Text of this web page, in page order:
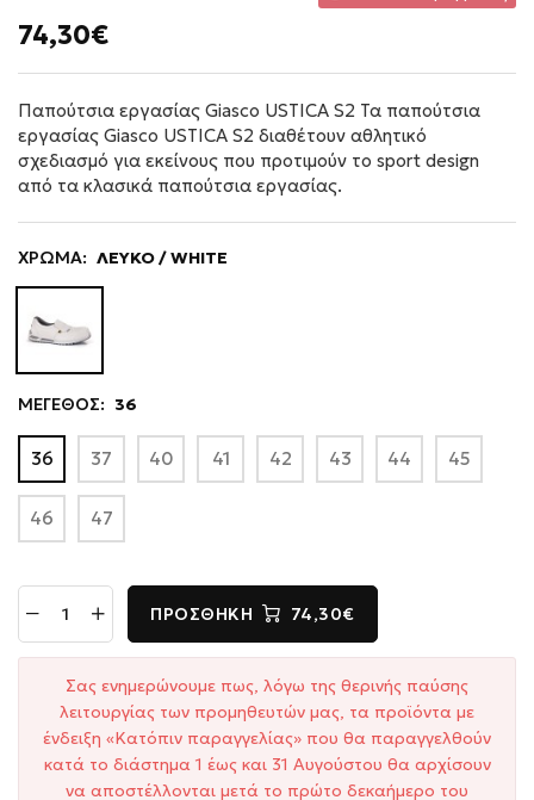
74,30€
Παπούτσια εργασίας Giasco USTICA S2 Τα παπούτσια
εργασίας Giasco USTICA S2 διαθέτουν αθλητικό
σχεδιασμό για εκείνους που προτιμούν το sport design
από τα κλασικά παπούτσια εργασίας.
ΧΡΩΜΑ: ΛΕΥΚΟ / WHITE
ΜΕΓΕΘΟΣ: 36
36 37 40 41 42 43 44 45
46 47
ΠΡΟΣΘΉΚΗ 74,30€
Σας ενημερώνουμε πως, λόγω της θερινής παύσης
λειτουργίας των προμηθευτών μας, τα προϊόντα με
ένδειξη «Κατόπιν παραγγελίας» που θα παραγγελθούν
κατά το διάστημα 1 έως και 31 Αυγούστου θα αρχίσουν
να αποστέλλονται μετά το πρώτο δεκαήμερο του